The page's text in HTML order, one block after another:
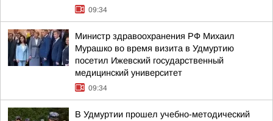
09:34
Министр здравоохранения РФ Михаил
Мурашко во время визита в Удмуртию
посетил Ижевский государственный
медицинский университет
09:34
В Удмуртии прошел учебно-методический